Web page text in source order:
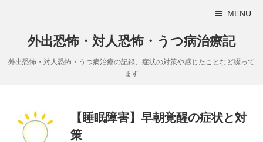
MENU
外出恐怖・対人恐怖・うつ病治療記
外出恐怖・対人恐怖・うつ病治療の記録、症状の対策や感じたことなど綴って
ます
【睡眠障害】早朝覚醒の症状と対
策